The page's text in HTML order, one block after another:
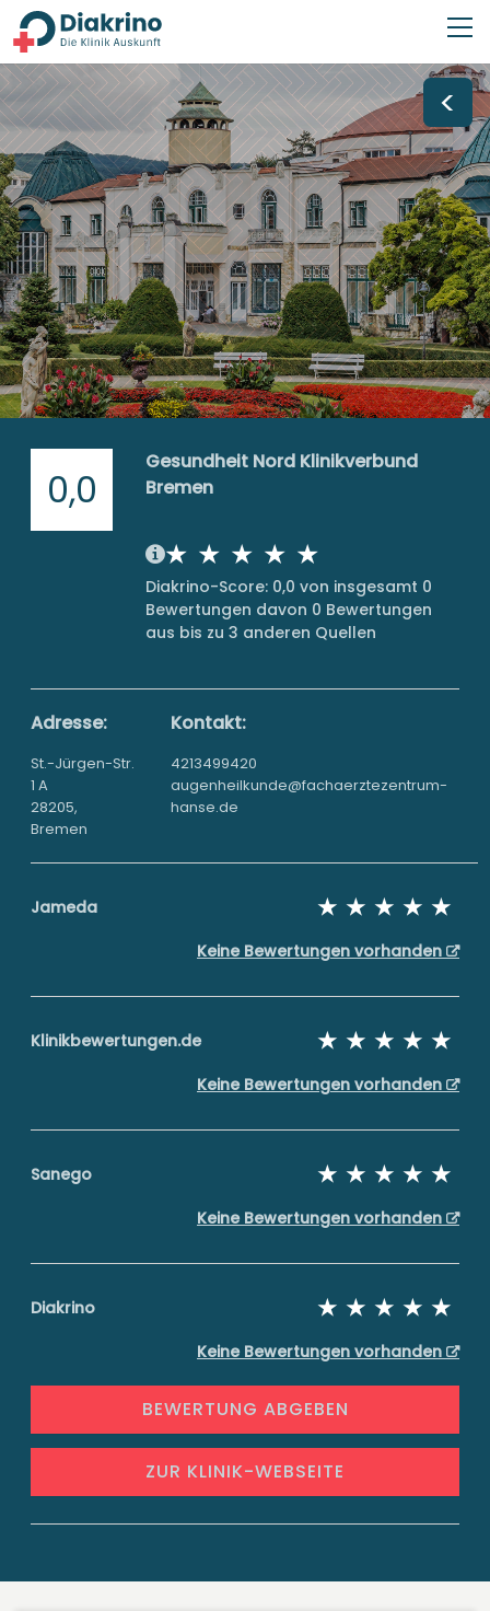
<
0,0
Gesundheit Nord Klinikverbund
Bremen
Diakrino-Score: 0,0 von insgesamt 0
Bewertungen davon 0 Bewertungen
aus bis zu 3 anderen Quellen
Adresse:
St.-Jürgen-Str.
1 A
28205,
Bremen
Kontakt:
4213499420
augenheilkunde@fachaerztezentrum-
hanse.de
Jameda
Keine Bewertungen vorhanden
Klinikbewertungen.de
Keine Bewertungen vorhanden
Sanego
Keine Bewertungen vorhanden
Diakrino
Keine Bewertungen vorhanden
BEWERTUNG ABGEBEN
ZUR KLINIK-WEBSEITE